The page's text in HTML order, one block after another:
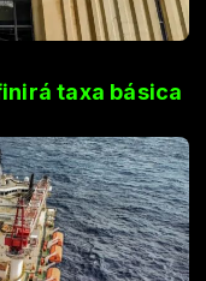
taxa básica